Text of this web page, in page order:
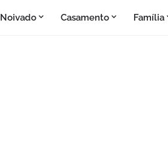
Noivado Casamento Família